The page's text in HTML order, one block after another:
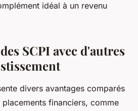
idéal à un revenu
SCPI avec d'autres
divers avantages comparés
placements financiers, comme